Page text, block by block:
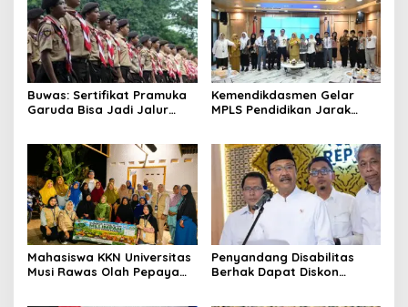
Buwas: Sertifikat Pramuka
Garuda Bisa Jadi Jalur
Kemendikdasmen Gelar
MPLS Pendidikan Jarak
Mahasiswa KKN Universitas
Musi Rawas Olah Pepaya
Penyandang Disabilitas
Berhak Dapat Diskon